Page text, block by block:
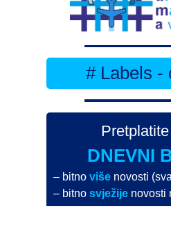
# Labels -
DNEVNI
– bitnoviše novosti
– bitnosvježije novosti
zamaaero